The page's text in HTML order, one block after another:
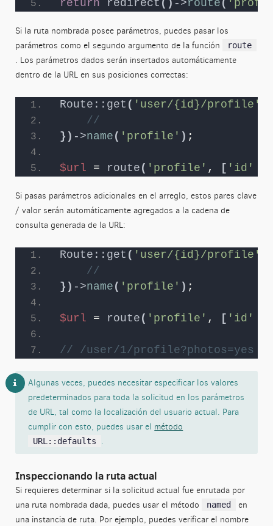
return redirect () ->route (
Si la ruta nombrada posee parámetros, puedes pasar los
parámetros como el segundo argumento de la función
route
. Los parámetros dados serán insertados automáticamente
dentro de la URL en sus posiciones correctas:
Route::get ( 'user/{id}/profile'
//
}) ->name ( 'profile' ) ;
$url = route ( 'profile' , [ 'id'
Si pasas parámetros adicionales en el arreglo, estos pares clave
/ valor serán automáticamente agregados a la cadena de
consulta generada de la URL:
Route::get ( 'user/{id}/profile'
//
}) ->name ( 'profile' ) ;
$url = route ( 'profile' , [ 'id'
// /user/1/profile?photos=yes
Algunas veces, puedes necesitar especificar los valores
predeterminados para toda la solicitud en los parámetros
de URL, tal como la localización del usuario actual. Para
cumplir con esto, puedes usar el método
URL::defaults .
Inspeccionando la ruta actual
Si requieres determinar si la solicitud actual fue enrutada por
una ruta nombrada dada, puedes usar el método
named
en
una instancia de ruta. Por ejemplo, puedes verificar el nombre